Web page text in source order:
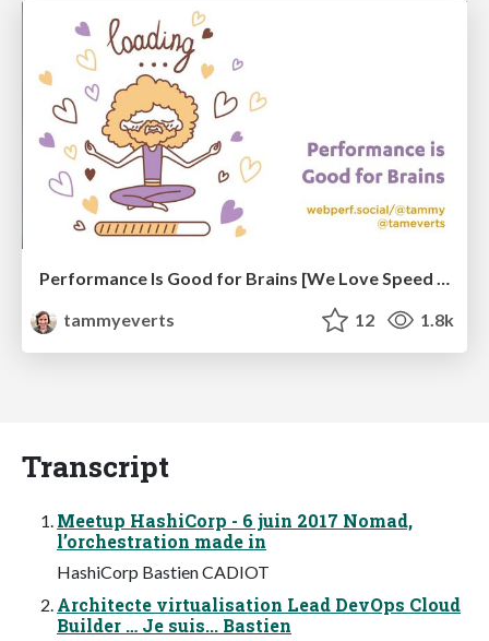
Performance Is Good for Brains [We Love Speed 2024]
tammyeverts
12 1.8k
Transcript
Meetup HashiCorp - 6 juin 2017 Nomad,
l’orchestration made in
HashiCorp Bastien CADIOT
Architecte virtualisation Lead DevOps Cloud
Builder … Je suis... Bastien